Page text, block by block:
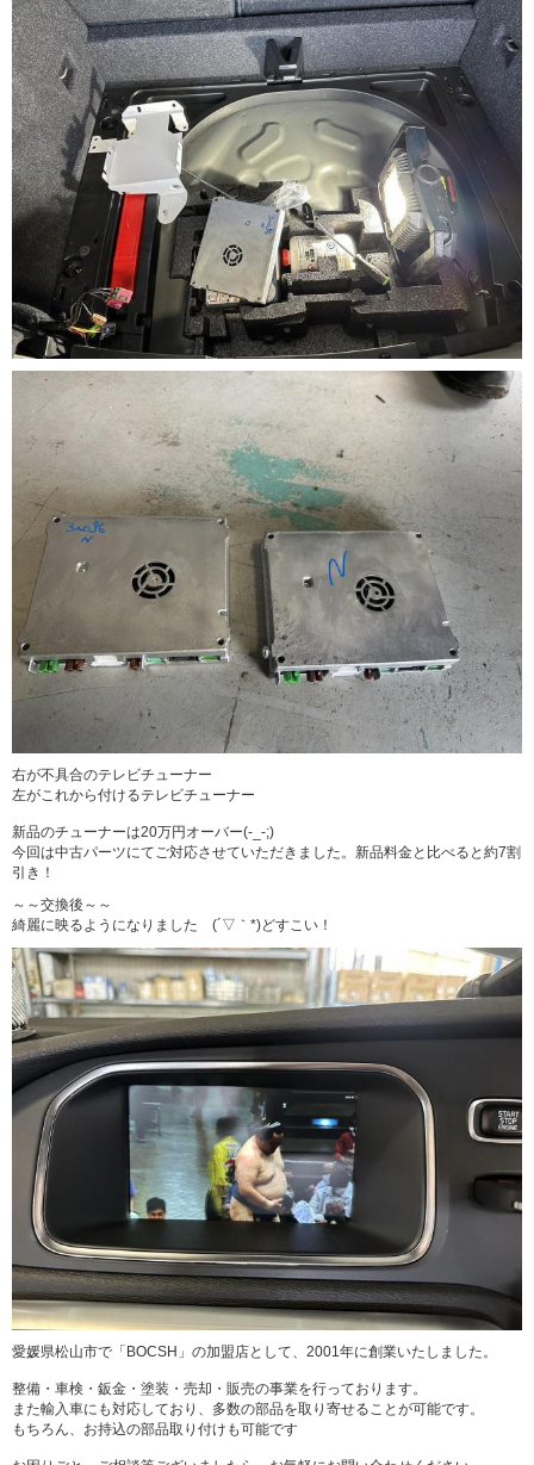
右が不具合のテレビチューナー
左がこれから付けるテレビチューナー
新品のチューナーは20万円オーバー(-_-;)
今回は中古パーツにてご対応させていただきました。新品料金と比べると約7割
引き！
～～交換後～～
綺麗に映るようになりました (´▽｀*)どすこい！
愛媛県松山市で「BOCSH」の加盟店として、2001年に創業いたしました。
整備・車検・鈑金・塗装・売却・販売の事業を行っております。
また輸入車にも対応しており、多数の部品を取り寄せることが可能です。
もちろん、お持込の部品取り付けも可能です